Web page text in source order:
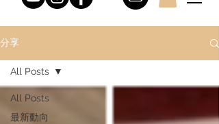
分享
All Posts
最新動向
All Posts